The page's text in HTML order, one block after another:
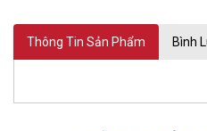
Thông Tin Sản Phẩm Bình